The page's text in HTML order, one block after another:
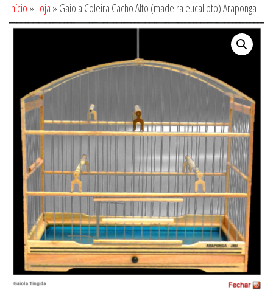
Início » Loja » Gaiola Coleira Cacho Alto (madeira eucalipto) Araponga